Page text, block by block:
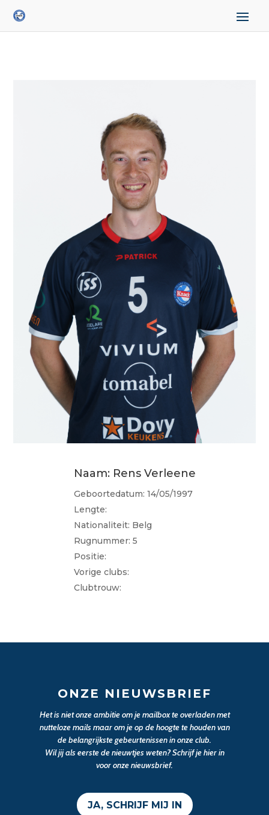
Naam: Rens Verleene
Geboortedatum: 14/05/1997
Lengte:
Nationaliteit: Belg
Rugnummer: 5
Positie:
Vorige clubs:
Clubtrouw:
ONZE NIEUWSBRIEF
Het is niet onze ambitie om je mailbox te overladen met
nutteloze mails maar om je op de hoogte te houden van
de belangrijkste gebeurtenissen in onze club.
Wil jij als eerste de nieuwtjes weten? Schrijf je hier in
voor onze nieuwsbrief.
JA, SCHRIJF MIJ IN